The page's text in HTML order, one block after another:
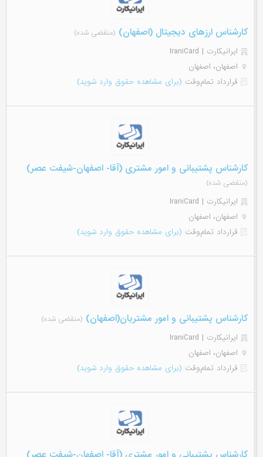
کارشناس ارزهای دیجیتال (اصفهان) (منقضی شده)
ایرانیکارت | IraniCard
اصفهان، اصفهان
قرارداد تمام‌وقت (برای مشاهده حقوق وارد شوید)
کارشناس پشتیبانی و امور مشتری (آقا- اصفهان-شیفت عصر)
(منقضی شده)
ایرانیکارت | IraniCard
اصفهان، اصفهان
قرارداد تمام‌وقت (برای مشاهده حقوق وارد شوید)
کارشناس پشتیبانی و امور مشتریان(اصفهان) (منقضی شده)
ایرانیکارت | IraniCard
اصفهان، اصفهان
قرارداد تمام‌وقت (برای مشاهده حقوق وارد شوید)